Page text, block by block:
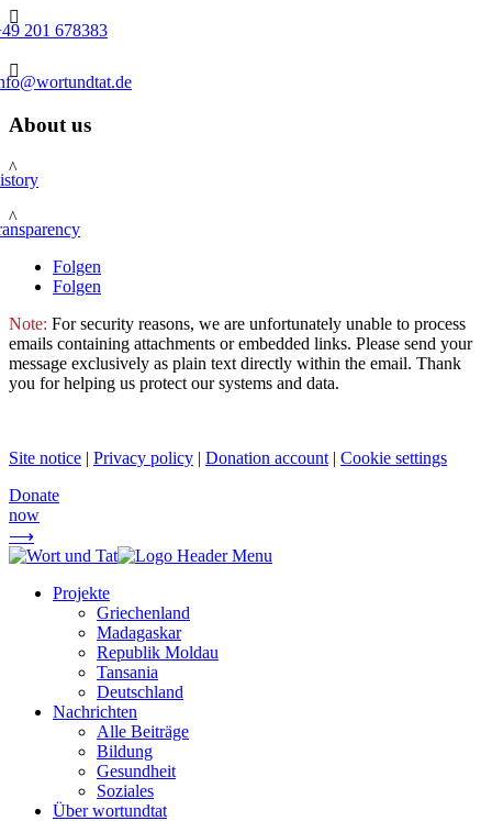

201 678383

About us
^
^
Folgen
Folgen
Note: For security reasons, we are unfortunately unable to process
emails containing attachments or embedded links. Please send your
message exclusively as plain text directly within the email. Thank
you for helping us protect our systems and data.
Site notice | Privacy policy | Donation account | Cookie settings
Donate
now
⟶
Projekte
Griechenland
Madagaskar
Republik Moldau
Tansania
Deutschland
Nachrichten
Alle Beiträge
Bildung
Gesundheit
Soziales
Über wortundtat